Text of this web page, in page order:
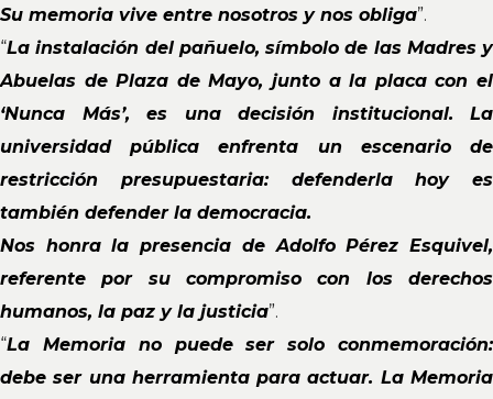
Su memoria vive entre nosotros y nos obliga”.
“La instalación del pañuelo, símbolo de las Madres y
Abuelas de Plaza de Mayo, junto a la placa con el
‘Nunca Más’, es una decisión institucional. La
universidad pública enfrenta un escenario de
restricción presupuestaria: defenderla hoy es
también defender la democracia.
Nos honra la presencia de Adolfo Pérez Esquivel,
referente por su compromiso con los derechos
humanos, la paz y la justicia”.
“La Memoria no puede ser solo conmemoración:
debe ser una herramienta para actuar. La Memoria